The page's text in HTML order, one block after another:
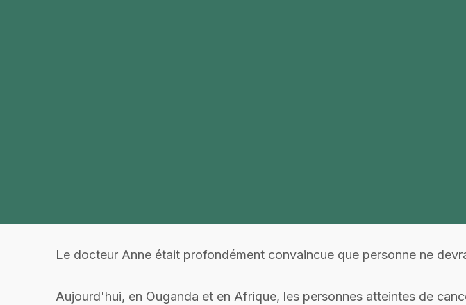
Le docteur Anne était profondément convaincue que personne ne
Aujourd'hui, en Ouganda et en Afrique, les personnes atteintes de